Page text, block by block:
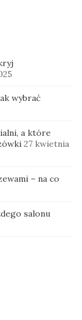
wybrać
a które
27 kwietnia
– na co
salonu